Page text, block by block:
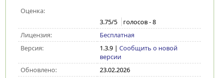
Оценка:
3.75/5 голосов -8
Лицензия:
Бесплатная
Версия:
1.3.9| Сообщить о новой
версии
Обновлено:
23.02.2026